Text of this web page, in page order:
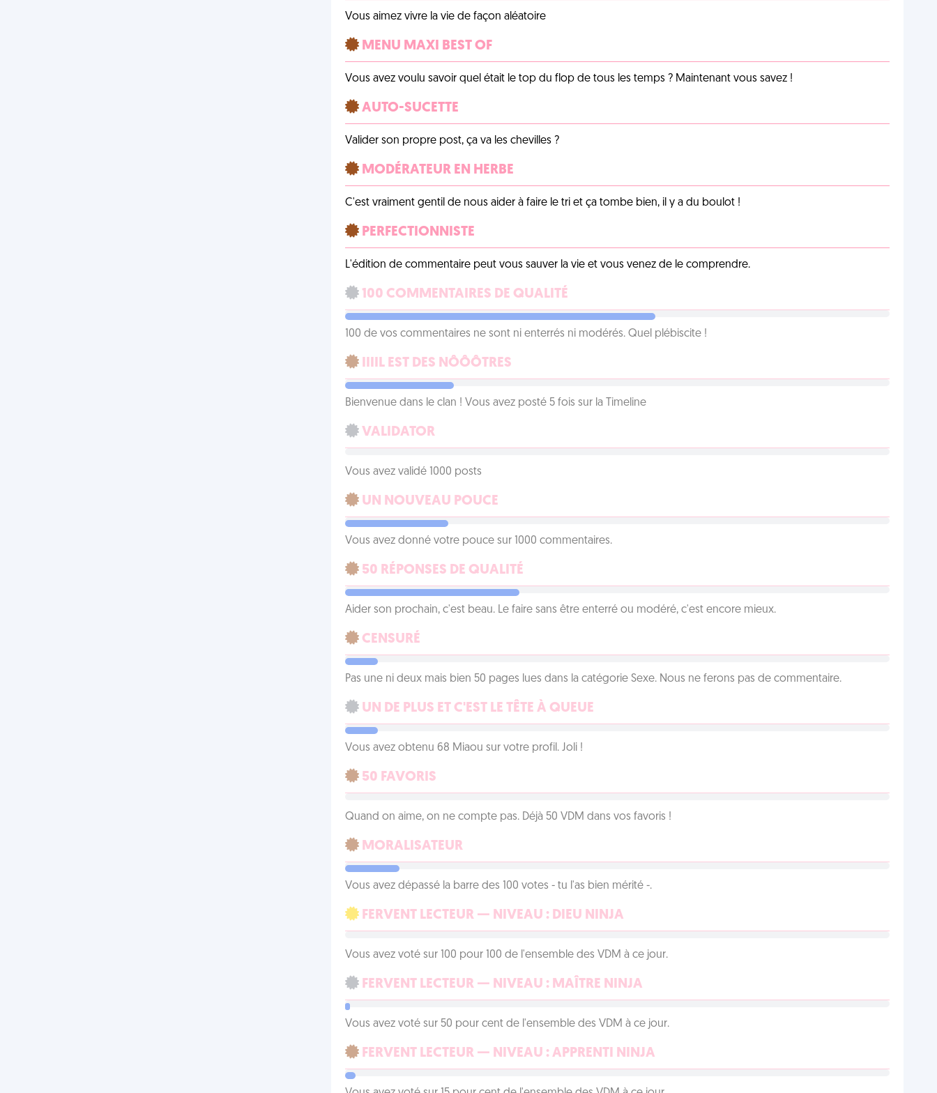
Vous aimez vivre la vie de façon aléatoire
MENU MAXI BEST OF
Vous avez voulu savoir quel était le top du flop de tous les temps ? Maintenant vous savez !
AUTO-SUCETTE
Valider son propre post, ça va les chevilles ?
MODÉRATEUR EN HERBE
C'est vraiment gentil de nous aider à faire le tri et ça tombe bien, il y a du boulot !
PERFECTIONNISTE
L'édition de commentaire peut vous sauver la vie et vous venez de le comprendre.
100 COMMENTAIRES DE QUALITÉ
100 de vos commentaires ne sont ni enterrés ni modérés. Quel plébiscite !
IIIIL EST DES NÔÔÔTRES
Bienvenue dans le clan ! Vous avez posté 5 fois sur la Timeline
VALIDATOR
Vous avez validé 1000 posts
UN NOUVEAU POUCE
Vous avez donné votre pouce sur 1000 commentaires.
50 RÉPONSES DE QUALITÉ
Aider son prochain, c'est beau. Le faire sans être enterré ou modéré, c'est encore mieux.
CENSURÉ
Pas une ni deux mais bien 50 pages lues dans la catégorie Sexe. Nous ne ferons pas de commentaire.
UN DE PLUS ET C'EST LE TÊTE À QUEUE
Vous avez obtenu 68 Miaou sur votre profil. Joli !
50 FAVORIS
Quand on aime, on ne compte pas. Déjà 50 VDM dans vos favoris !
MORALISATEUR
Vous avez dépassé la barre des 100 votes - tu l'as bien mérité -.
FERVENT LECTEUR — NIVEAU : DIEU NINJA
Vous avez voté sur 100 pour 100 de l'ensemble des VDM à ce jour.
FERVENT LECTEUR — NIVEAU : MAÎTRE NINJA
Vous avez voté sur 50 pour cent de l'ensemble des VDM à ce jour.
FERVENT LECTEUR — NIVEAU : APPRENTI NINJA